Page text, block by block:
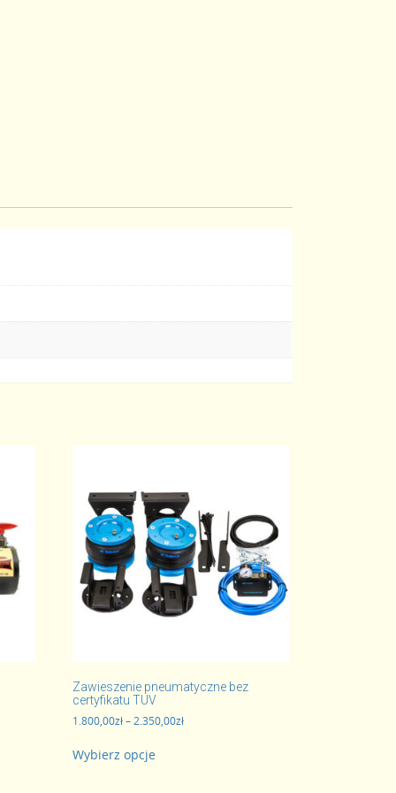
Zawieszenie pneumatyczne bez
certyfikatu TUV
1.800,00zł – 2.350,00złZakres
Wybierz opcjeprodukt